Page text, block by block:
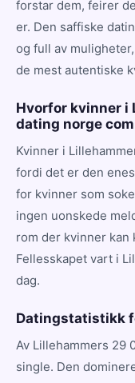
forstar dem, feirer
er. Den saffiske
og full av
de mest autentiske
Hvorfor kvinner i
dating norge com
Kvinner i
fordi det er den
for kvinner som
ingen uonskede
rom der kvinner
Fellesskapet vart i
dag.
Datingstatistikk
Av Lillehammers 29
single. Den